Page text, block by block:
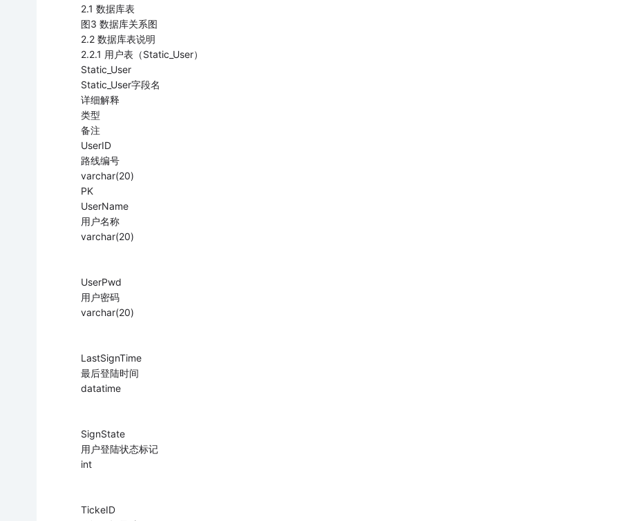
2.1 数据库表
图3 数据库关系图
2.2 数据库表说明
2.2.1 用户表（Static_User）
Static_User
Static_User字段名
详细解释
类型
备注
UserID
路线编号
varchar(20)
PK
UserName
用户名称
varchar(20)
UserPwd
用户密码
varchar(20)
LastSignTime
最后登陆时间
datatime
SignState
用户登陆状态标记
int
TickeID